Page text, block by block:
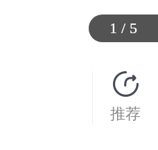
1 / 5
1 / 5
1 / 5
1 / 5
1 / 5
推荐